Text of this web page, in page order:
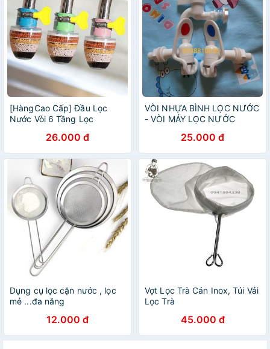
[HàngCao Cấp] Đầu Lọc
Nước Vòi 6 Tầng Lọc
26.000 đ
VÒI NHỰA BÌNH LỌC NƯỚC
- VÒI MÁY LỌC NƯỚC
25.000 đ
Dụng cụ lọc cặn nước , lọc
mẻ ...đa năng
12.000 đ
Vợt Lọc Trà Cán Inox, Túi Vải
Lọc Trà
45.000 đ